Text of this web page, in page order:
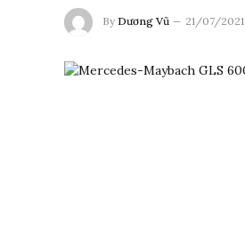
By Dương Vũ 21/07/2021